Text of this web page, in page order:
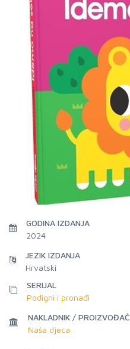
GODINA IZDANJA
2024
JEZIK IZDANJA
Hrvatski
SERIJAL
Podigni i pronađi
NAKLADNIK / PROIZVOĐAČ
Naša djeca